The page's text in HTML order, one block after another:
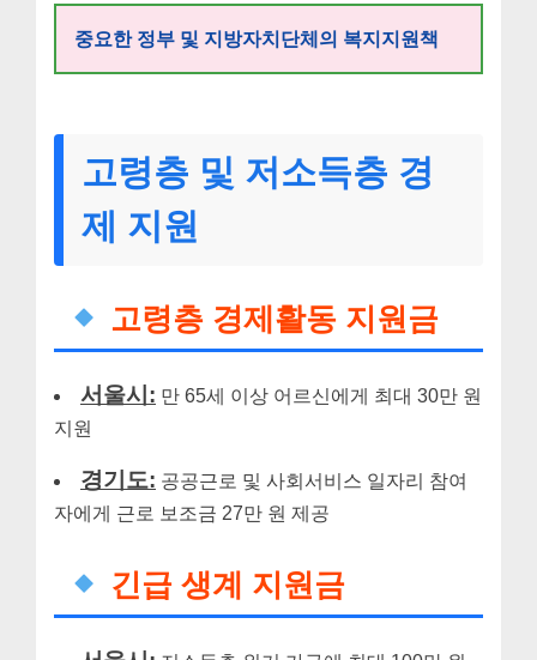
중요한 정부 및 지방자치단체의 복지지원책
고령층 및 저소득층 경
제 지원
고령층 경제활동 지원금
서울시: 만 65세 이상 어르신에게 최대 30만 원
지원
경기도: 공공근로 및 사회서비스 일자리 참여
자에게 근로 보조금 27만 원 제공
긴급 생계 지원금